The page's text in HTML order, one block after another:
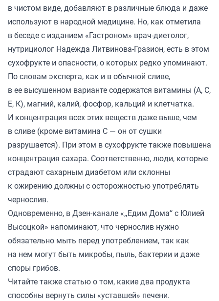
в чистом виде, добавляют в различные блюда и даже
используют в народной медицине. Но, как отметила
в беседе с изданием «Гастроном» врач-диетолог,
нутрициолог Надежда Литвинова-Гразион, есть в этом
сухофрукте и опасности, о которых редко упоминают.
По словам эксперта, как и в обычной сливе,
в ее высушенном варианте содержатся витамины (А, С,
Е, К), магний, калий, фосфор, кальций и клетчатка.
И концентрация всех этих веществ даже выше, чем
в сливе (кроме витамина С — он от сушки
разрушается). При этом в сухофрукте также повышена
концентрация сахара. Соответственно, люди, которые
страдают сахарным диабетом или склонны
к ожирению должны с осторожностью употреблять
чернослив.
Одновременно, в Дзен-канале «„Едим Дома“ с Юлией
Высоцкой» напоминают, что чернослив нужно
обязательно мыть перед употреблением, так как
на нем могут быть микробы, пыль, бактерии и даже
споры грибов.
Читайте такжестатьюо том, какие два продукта
способны вернуть силы «уставшей» печени.